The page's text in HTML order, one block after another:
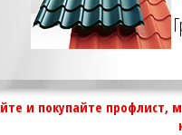
и покупайте профлист,